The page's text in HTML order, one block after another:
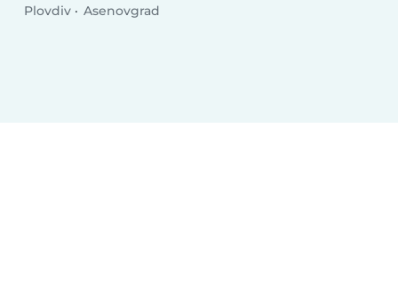
Plovdiv Asenovgrad